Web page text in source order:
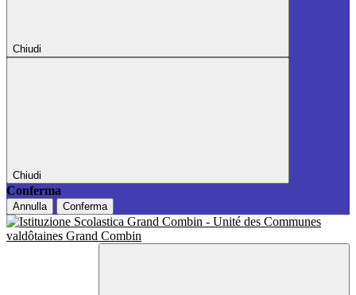
Chiudi
Chiudi
Conferma
Annulla Conferma